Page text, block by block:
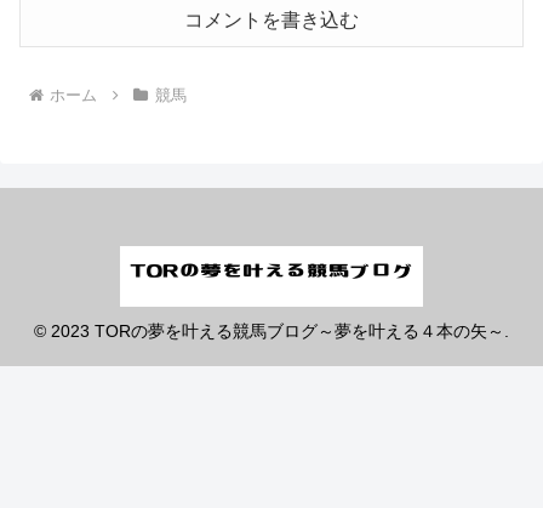
コメントを書き込む
ホーム 競馬
© 2023 TORの夢を叶える競馬ブログ～夢を叶える４本の矢～.